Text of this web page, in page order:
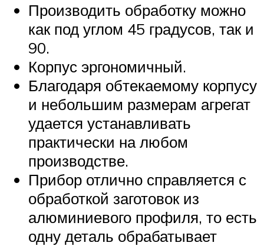
Производить обработку можно
как под углом 45 градусов, так и
90.
Корпус эргономичный.
Благодаря обтекаемому корпусу
и небольшим размерам агрегат
удается устанавливать
практически на любом
производстве.
Прибор отлично справляется с
обработкой заготовок из
алюминиевого профиля, то есть
одну деталь обрабатывает